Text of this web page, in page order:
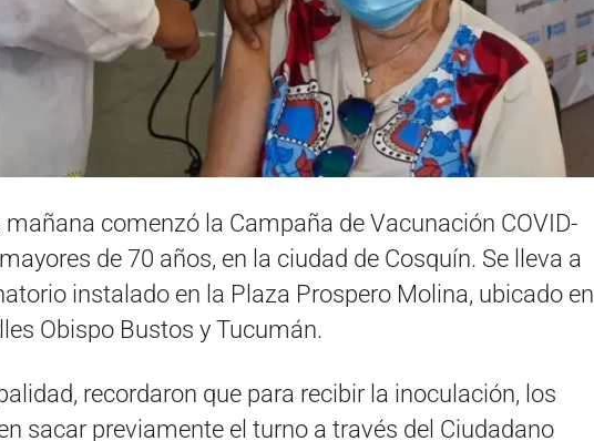
mañana comenzó la Campaña de Vacunación COVID-
de 70 años, en la ciudad de Cosquín. Se lleva a
instalado en la Plaza Prospero Molina, ubicado en
Obispo Bustos y Tucumán.
recordaron que para recibir la inoculación, los
sacar previamente el turno a través del Ciudadano